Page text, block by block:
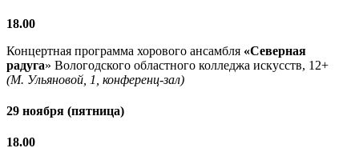
18.00
Концертная программа хорового ансамбля «Северная
радуга» Вологодского областного колледжа искусств, 12+
(М. Ульяновой, 1, конференц-зал)
29 ноября (пятница)
18.00